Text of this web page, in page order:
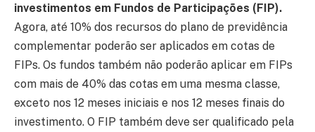
investimentos em Fundos de Participações (FIP).
Agora, até 10% dos recursos do plano de previdência
complementar poderão ser aplicados em cotas de
FIPs. Os fundos também não poderão aplicar em FIPs
com mais de 40% das cotas em uma mesma classe,
exceto nos 12 meses iniciais e nos 12 meses finais do
investimento. O FIP também deve ser qualificado pela